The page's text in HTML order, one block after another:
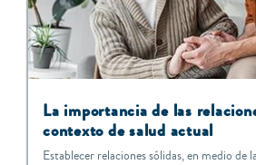
La importancia de las
contexto de salud actual
Establecer relaciones sólidas, en medio de